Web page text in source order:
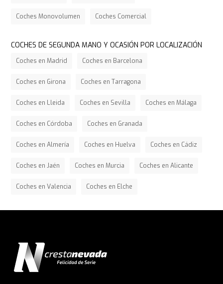
Coches Monovolumen Coches Comercial
COCHES DE SEGUNDA MANO Y OCASIÓN POR LOCALIZACIÓN
Coches en Madrid Coches en Barcelona
Coches en Girona Coches en Tarragona
Coches en Lleida Coches en Sevilla Coches en Málaga
Coches en Córdoba Coches en Granada
Coches en Almería Coches en Huelva Coches en Cádiz
Coches en Jaén Coches en Murcia Coches en Alicante
Coches en Valencia Coches en Elche